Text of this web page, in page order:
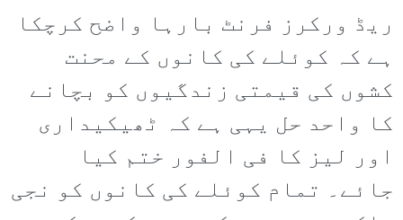
ریڈ ورکرز فرنٹ بارہا واضح کرچکا
ہے کہ کوئلے کی کانوں کے محنت
کشوں کی قیمتی زندگیوں کو بچانے
کا واحد حل یہی ہے کہ ٹھیکیداری
اور لیز کا فی الفور ختم کیا
جائے۔ تمام کوئلے کی کانوں کو نجی